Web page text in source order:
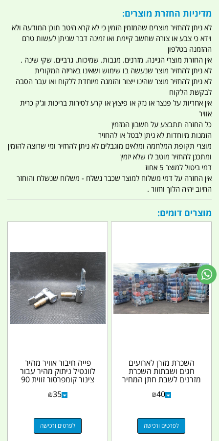
מדיניות החזרת מוצרים:
לא ניתן להחזיר מוצרים שהמזמין הזמין כי לא קרא היטב תוכן המודעה ולא
וידא כי צבע או צורה שחשב קיימת ואו זמינה דבר שניתן לעשות טרם
ההזמנה בטלפון
אין החזרת מוצרי הגיינה. מזרנים. מגבות. שמיכות. גרביים. שקי שינה .
לא ניתן להחזיר מוצר שנעשה בו שימוש ושאינו באריזה המקורית
לא ניתן להחזיר מוצר שהינו ייצור והזמנה מיוחדת ללקוח ואו עבר הסבה
לבקשת הלקוח
אין אחריות על פנצר או נזק או פיצוץ או קרע לסירות בריכות וג'ק כרית
אוויר
כל החזרה תתבצע על חשבון המזמין
הזמנות מיוחדות לא ניתן לבטל או להחזיר
מוצרי תקופת המלחמה ומלאים מוגבלים לא ניתן להחזיר ומי שרוצה להזמין
ומתכנן להחזיר מוטב לו שלא יזמין
דמי ביטול למוצר 5 אחוז
אין החזרה על דמי משלוח למוצר שכבר נשלח - משלוח שנשלח והוחזר
החיוב יהיה הלוך וחזור .
מוצרים דומים:
השכרת מזרן לארועים
חגים ושבתות השכרת
מזרנים לשבת חתן המחיר
כולל מעמ קמפינג לייף
₪40
לפרטים ורכישה
פייה חיבור אוויר מהיר
לוונטיל ניתוק מהיר עבור
צינור קומפרסור זווית 90
₪35
לפרטים ורכישה